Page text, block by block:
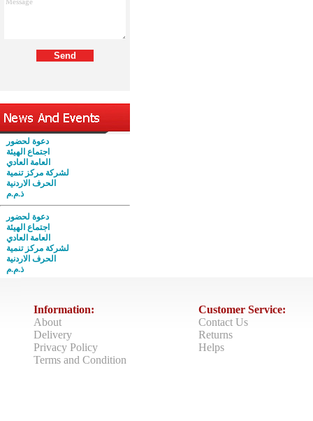
دعوة لحضور
اجتماع الهيئة
العامة العادي
لشركة مركز تنمية
الحرف الاردنية
ذ.م.م
دعوة لحضور
اجتماع الهيئة
العامة العادي
لشركة مركز تنمية
الحرف الاردنية
ذ.م.م
Information:
About
Delivery
Privacy Policy
Terms and Condition
Customer Service:
Contact Us
Returns
Helps